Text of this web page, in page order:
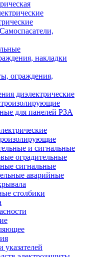
накладки
ограждения,
диэлектрические
для панелей РЗА
и сигнальные
оградительные
сигнальные
аварийные
столбики
указателей